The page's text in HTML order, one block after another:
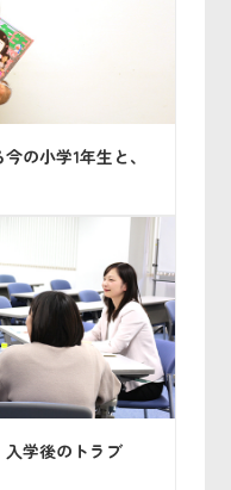
の小学1年生と、
学後のトラブ